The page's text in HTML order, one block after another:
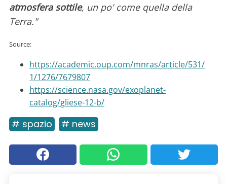
atmosfera sottile, un po' come quella della
Terra."
Source:
https://academic.oup.com/mnras/article/531/
1/1276/7679807
https://science.nasa.gov/exoplanet-
catalog/gliese-12-b/
# spazio # news